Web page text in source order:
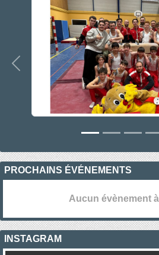
Précedent
PROCHAINS ÉVÉNEMENTS
Aucun évènement
INSTAGRAM